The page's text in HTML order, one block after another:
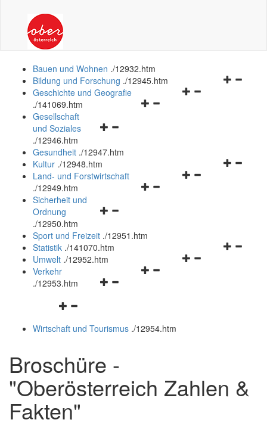
Bauen und Wohnen ./12932.htm
Navigationsmenü
Bildung und Forschung ./12945.htm
Navigationsmenü
Geschichte und Geografie
./141069.htm
Navigationsmenü
und
schließen
Gesellschaft
und Soziales
./12946.htm
Gesundheit ./12947.htm
Navigationsmenü
Kultur ./12948.htm
Navigationsmenü
Land- und Forstwirtschaft
./12949.htm
Navigationsmenü
und
schließen
Sicherheit und
Ordnung
./12950.htm
Sport und Freizeit ./12951.htm
Navigationsmenü
Statistik ./141070.htm
Navigationsmenü
Umwelt ./12952.htm
Navigationsmenü
Verkehr
./12953.htm
Navigationsmenü
und
Wirtschaft und Tourismus ./12954.htm
Broschüre -
"Oberösterreich Zahlen &
Fakten"